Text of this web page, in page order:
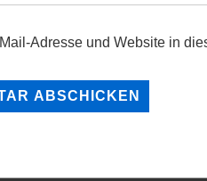
Adresse und Website in